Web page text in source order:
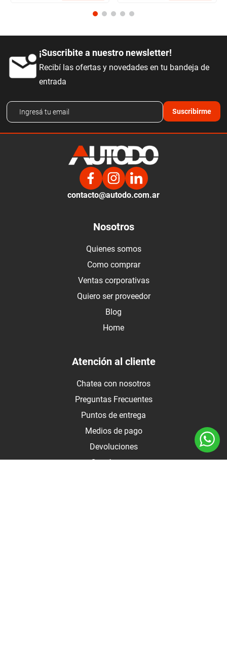
¡Suscribite a nuestro newsletter!
Recibí las ofertas y novedades en tu bandeja de
entrada
Suscribirme
contacto@autodo.com.ar
Nosotros
Quienes somos
Como comprar
Ventas corporativas
Quiero ser proveedor
Blog
Home
Atención al cliente
Chatea con nosotros
Preguntas Frecuentes
Puntos de entrega
Medios de pago
Devoluciones
Contáctanos